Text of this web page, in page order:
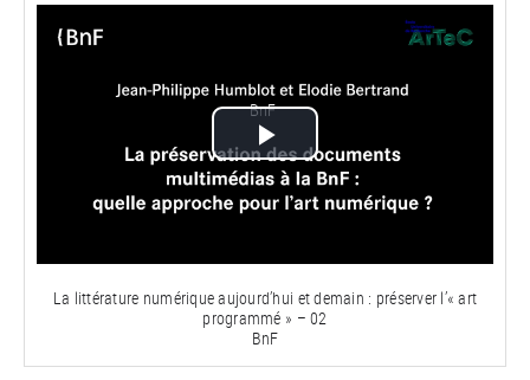
Lire
la
vidéo
La littérature numérique aujourd’hui et demain : préserver l’« art
programmé » – 02
BnF